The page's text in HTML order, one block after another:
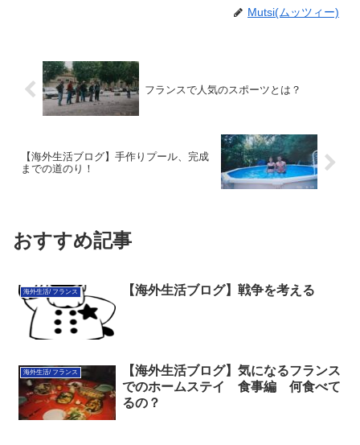
Mutsi(ムッツィー)
フランスで人気のスポーツとは？
【海外生活ブログ】手作りプール、完成
までの道のり！
おすすめ記事
海外生活/ フランス 【海外生活ブログ】戦争を考える
海外生活/ フランス
【海外生活ブログ】気になるフランス
でのホームステイ 食事編 何食べて
るの？